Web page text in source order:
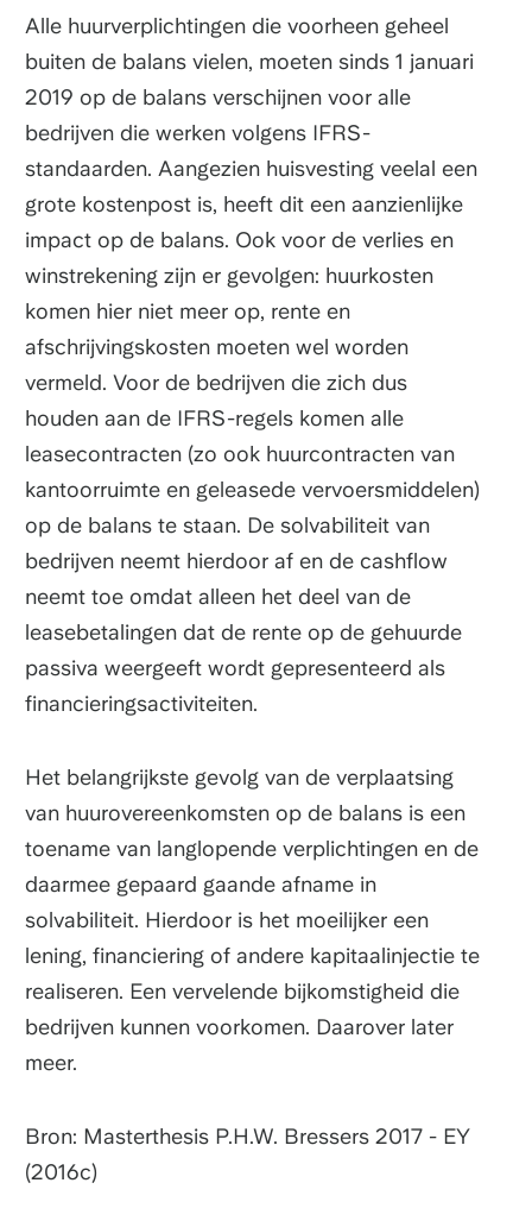
Alle huurverplichtingen die voorheen geheel
buiten de balans vielen, moeten sinds 1 januari
2019 op de balans verschijnen voor alle
bedrijven die werken volgens IFRS-
standaarden. Aangezien huisvesting veelal een
grote kostenpost is, heeft dit een aanzienlijke
impact op de balans. Ook voor de verlies en
winstrekening zijn er gevolgen: huurkosten
komen hier niet meer op, rente en
afschrijvingskosten moeten wel worden
vermeld. Voor de bedrijven die zich dus
houden aan de IFRS-regels komen alle
leasecontracten (zo ook huurcontracten van
kantoorruimte en geleasede vervoersmiddelen)
op de balans te staan. De solvabiliteit van
bedrijven neemt hierdoor af en de cashflow
neemt toe omdat alleen het deel van de
leasebetalingen dat de rente op de gehuurde
passiva weergeeft wordt gepresenteerd als
financieringsactiviteiten.
Het belangrijkste gevolg van de verplaatsing
van huurovereenkomsten op de balans is een
toename van langlopende verplichtingen en de
daarmee gepaard gaande afname in
solvabiliteit. Hierdoor is het moeilijker een
lening, financiering of andere kapitaalinjectie te
realiseren. Een vervelende bijkomstigheid die
bedrijven kunnen voorkomen. Daarover later
meer.
Bron: Masterthesis P.H.W. Bressers 2017 - EY
(2016c)